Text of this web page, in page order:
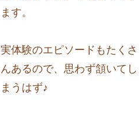
ます。
実体験のエピソードもたくさ
んあるので、思わず頷いてし
まうはず♪